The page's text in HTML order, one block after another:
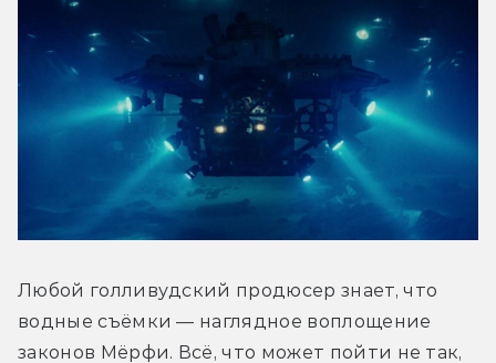
Любой голливудский продюсер знает, что
водные съёмки — наглядное воплощение
законов Мёрфи. Всё, что может пойти не так,